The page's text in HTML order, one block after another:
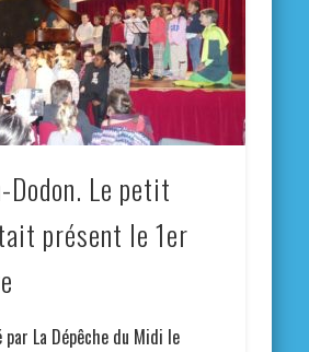
Dodon. Le petit
présent le 1er
La Dépêche du Midi le